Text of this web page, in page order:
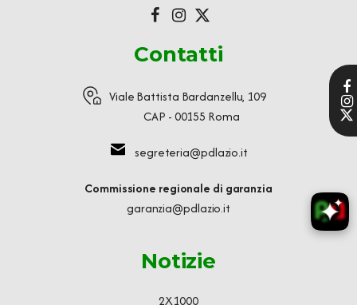
Contatti
Viale Battista Bardanzellu, 109
CAP - 00155 Roma
segreteria@pdlazio.it
Commissione regionale di garanzia
garanzia@pdlazio.it
Notizie
2X1000